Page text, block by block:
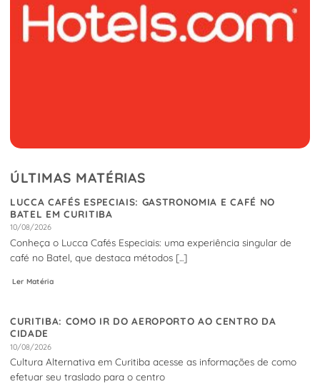
ÚLTIMAS MATÉRIAS
LUCCA CAFÉS ESPECIAIS: GASTRONOMIA E CAFÉ NO
BATEL EM CURITIBA
10/08/2026
Conheça o Lucca Cafés Especiais: uma experiência singular de
café no Batel, que destaca métodos [...]
Ler Matéria
CURITIBA: COMO IR DO AEROPORTO AO CENTRO DA
CIDADE
10/08/2026
Cultura Alternativa em Curitiba acesse as informações de como
efetuar seu traslado para o centro